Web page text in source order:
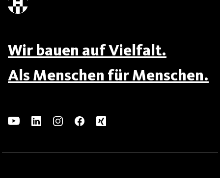
Wir bauen auf Vielfalt.
Als Menschen für Menschen.